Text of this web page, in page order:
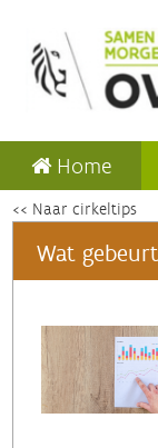
Home
<< Naar cirkeltips
Wat